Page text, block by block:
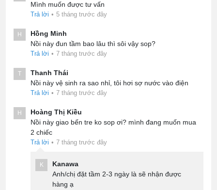
Mình muốn được tư vấn
Trả lời • 5 tháng trước đây
H
Hồng Minh
Nồi này đun tầm bao lâu thì sôi vậy sop?
Trả lời • 7 tháng trước đây
T
Thanh Thái
Nồi này vệ sinh ra sao nhỉ, tôi hơi sợ nước vào điện
Trả lời • 7 tháng trước đây
H
Hoàng Thị Kiều
Nồi này giao bến tre ko sop ơi? mình đang muốn mua
2 chiếc
Trả lời • 7 tháng trước đây
K
Kanawa
Anh/chị đặt tầm 2-3 ngày là sẽ nhận được
hàng ạ